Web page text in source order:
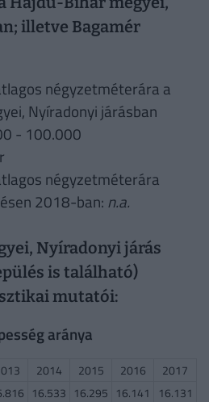
illetve Bagamér
négyzetméterára a
Nyíradonyi járásban
- 100.000
négyzetméterára
2018-ban: n.a.
Nyíradonyi járás
is található)
mutatói:
aránya
2014 2015 2016
2017
16.533 16.295 16.141 16.131